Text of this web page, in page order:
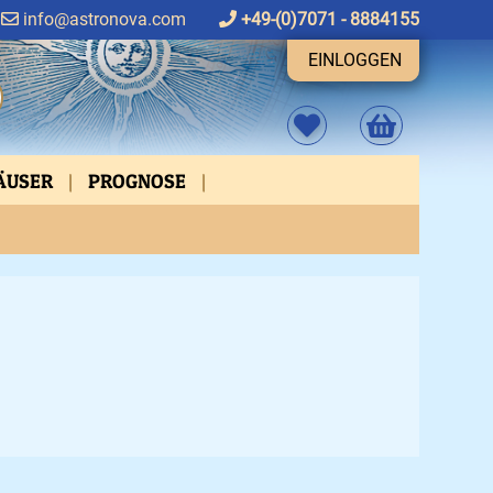
info@astronova.com
+49-(0)7071 - 8884155
EINLOGGEN
PROGNOSE